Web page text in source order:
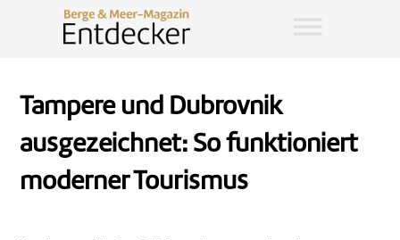
Tampere und Dubrovnik
ausgezeichnet: So funktioniert
moderner Tourismus